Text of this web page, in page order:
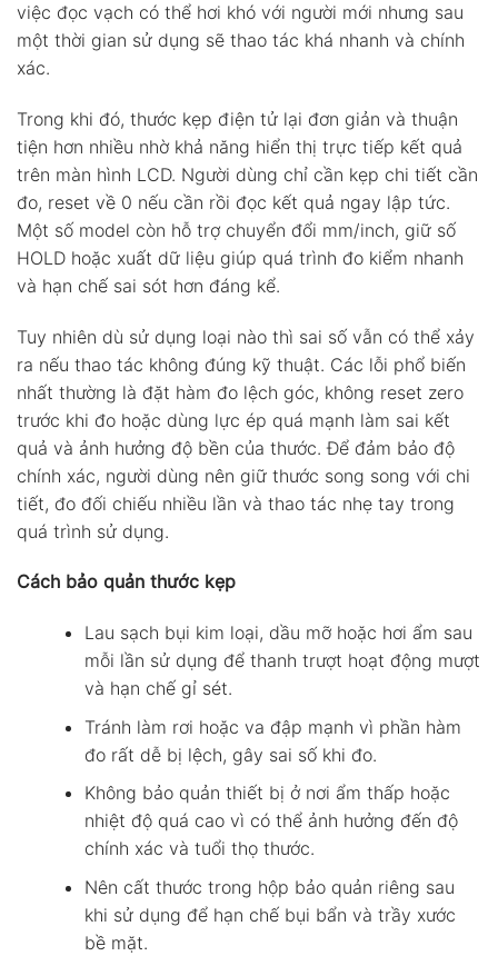
việc đọc vạch có thể hơi khó với người mới nhưng sau
một thời gian sử dụng sẽ thao tác khá nhanh và chính
xác.
Trong khi đó, thước kẹp điện tử lại đơn giản và thuận
tiện hơn nhiều nhờ khả năng hiển thị trực tiếp kết quả
trên màn hình LCD. Người dùng chỉ cần kẹp chi tiết cần
đo, reset về 0 nếu cần rồi đọc kết quả ngay lập tức.
Một số model còn hỗ trợ chuyển đổi mm/inch, giữ số
HOLD hoặc xuất dữ liệu giúp quá trình đo kiểm nhanh
và hạn chế sai sót hơn đáng kể.
Tuy nhiên dù sử dụng loại nào thì sai số vẫn có thể xảy
ra nếu thao tác không đúng kỹ thuật. Các lỗi phổ biến
nhất thường là đặt hàm đo lệch góc, không reset zero
trước khi đo hoặc dùng lực ép quá mạnh làm sai kết
quả và ảnh hưởng độ bền của thước. Để đảm bảo độ
chính xác, người dùng nên giữ thước song song với chi
tiết, đo đối chiếu nhiều lần và thao tác nhẹ tay trong
quá trình sử dụng.
Cách bảo quản thước kẹp
Lau sạch bụi kim loại, dầu mỡ hoặc hơi ẩm sau
mỗi lần sử dụng để thanh trượt hoạt động mượt
và hạn chế gỉ sét.
Tránh làm rơi hoặc va đập mạnh vì phần hàm
đo rất dễ bị lệch, gây sai số khi đo.
Không bảo quản thiết bị ở nơi ẩm thấp hoặc
nhiệt độ quá cao vì có thể ảnh hưởng đến độ
chính xác và tuổi thọ thước.
Nên cất thước trong hộp bảo quản riêng sau
khi sử dụng để hạn chế bụi bẩn và trầy xước
bề mặt.